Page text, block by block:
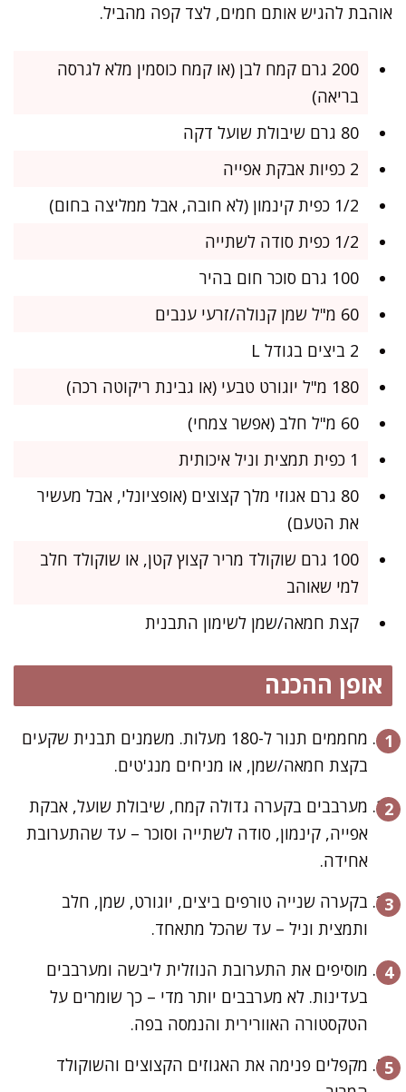
אוהבת להגיש אותם חמים, לצד קפה מהביל.
200 גרם קמח לבן (או קמח כוסמין מלא לגרסה
בריאה)
80 גרם שיבולת שועל דקה
2 כפיות אבקת אפייה
1/2 כפית קינמון (לא חובה, אבל ממליצה בחום)
1/2 כפית סודה לשתייה
100 גרם סוכר חום בהיר
60 מ"ל שמן קנולה/זרעי ענבים
2 ביצים בגודל L
180 מ"ל יוגורט טבעי (או גבינת ריקוטה רכה)
60 מ"ל חלב (אפשר צמחי)
1 כפית תמצית וניל איכותית
80 גרם אגוזי מלך קצוצים (אופציונלי, אבל מעשיר
את הטעם)
100 גרם שוקולד מריר קצוץ קטן, או שוקולד חלב
למי שאוהב
קצת חמאה/שמן לשימון התבנית
אופן ההכנה
מחממים תנור ל-180 מעלות. משמנים תבנית שקעים
בקצת חמאה/שמן, או מניחים מנג'טים.
מערבבים בקערה גדולה קמח, שיבולת שועל, אבקת
אפייה, קינמון, סודה לשתייה וסוכר – עד שהתערובת
אחידה.
בקערה שנייה טורפים ביצים, יוגורט, שמן, חלב
ותמצית וניל – עד שהכל מתאחד.
מוסיפים את התערובת הנוזלית ליבשה ומערבבים
בעדינות. לא מערבבים יותר מדי – כך שומרים על
הטקסטורה האוורירית והנמסה בפה.
מקפלים פנימה את האגוזים הקצוצים והשוקולד